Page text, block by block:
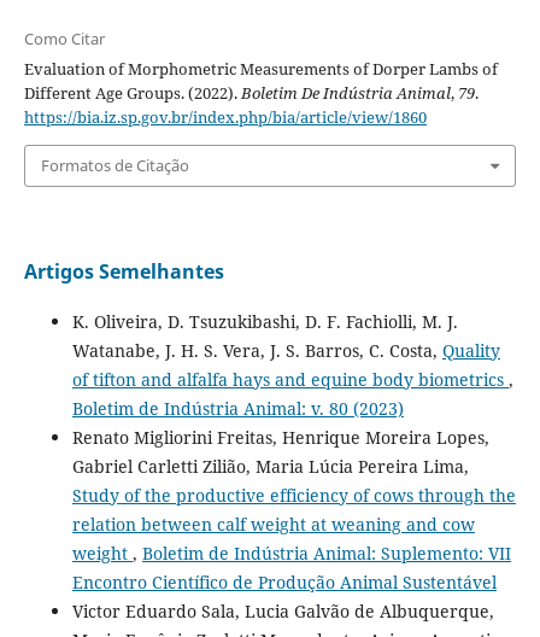
Como Citar
Evaluation of Morphometric Measurements of Dorper Lambs of
Different Age Groups. (2022).Boletim De Indústria Animal, 79.
https://bia.iz.sp.gov.br/index.php/bia/article/view/1860
Formatos de Citação
Artigos Semelhantes
K. Oliveira, D. Tsuzukibashi, D. F. Fachiolli, M. J.
Watanabe, J. H. S. Vera, J. S. Barros, C. Costa, Quality
of tifton and alfalfa hays and equine body biometrics ,
Boletim de Indústria Animal: v. 80 (2023)
Renato Migliorini Freitas, Henrique Moreira Lopes,
Gabriel Carletti Zilião, Maria Lúcia Pereira Lima,
Study of the productive efficiency of cows through the
relation between calf weight at weaning and cow
weight , Boletim de Indústria Animal: Suplemento: VII
Encontro Científico de Produção Animal Sustentável
Victor Eduardo Sala, Lucia Galvão de Albuquerque,